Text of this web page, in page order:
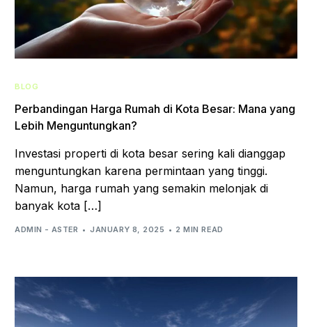
BLOG
Perbandingan Harga Rumah di Kota Besar: Mana yang
Lebih Menguntungkan?
Investasi properti di kota besar sering kali dianggap
menguntungkan karena permintaan yang tinggi.
Namun, harga rumah yang semakin melonjak di
banyak kota […]
ADMIN - ASTER JANUARY 8, 2025 2 MIN READ